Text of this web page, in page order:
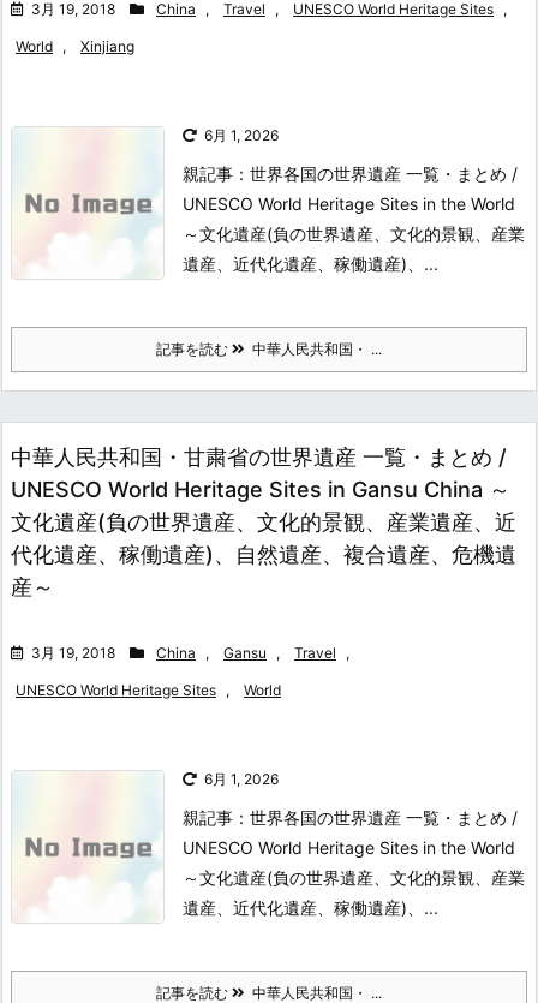
3月 19, 2018 China , Travel , UNESCO World Heritage Sites ,
World , Xinjiang
6月 1, 2026
親記事：世界各国の世界遺産 一覧・まとめ /
UNESCO World Heritage Sites in the World
～文化遺産(負の世界遺産、文化的景観、産業
遺産、近代化遺産、稼働遺産)、...
記事を読む 中華人民共和国・ ...
中華人民共和国・甘粛省の世界遺産 一覧・まとめ /
UNESCO World Heritage Sites in Gansu China ～
文化遺産(負の世界遺産、文化的景観、産業遺産、近
代化遺産、稼働遺産)、自然遺産、複合遺産、危機遺
産～
3月 19, 2018 China , Gansu , Travel ,
UNESCO World Heritage Sites , World
6月 1, 2026
親記事：世界各国の世界遺産 一覧・まとめ /
UNESCO World Heritage Sites in the World
～文化遺産(負の世界遺産、文化的景観、産業
遺産、近代化遺産、稼働遺産)、...
記事を読む 中華人民共和国・ ...